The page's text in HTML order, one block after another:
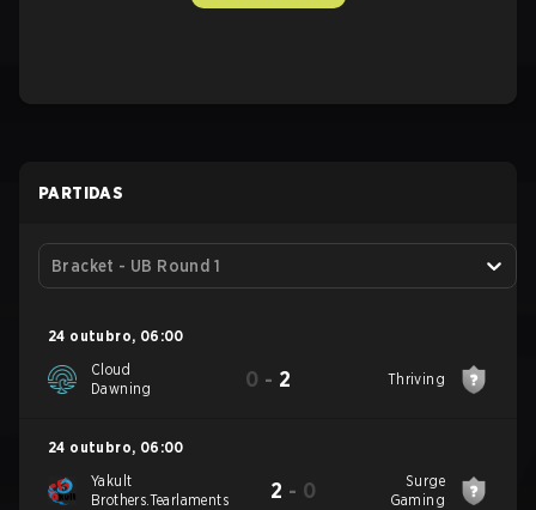
PARTIDAS
Bracket - UB Round 1
24 outubro, 06:00
Cloud
Dawning
0 - 2 Thriving
24 outubro, 06:00
Yakult
Brothers.Tearlaments
2 - 0
Surge
Gaming